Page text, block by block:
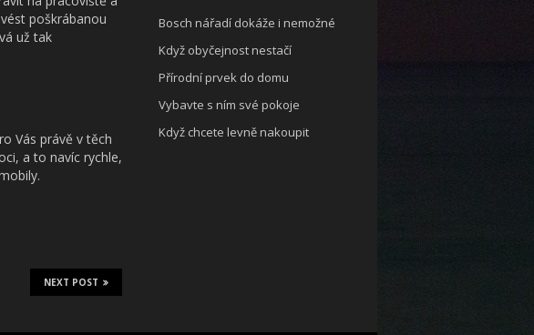
poškrábanou
už tak
Vás právě v těch
a to navíc rychle,
NEXT POST
Bosch nářadí dokáže i nemožné
Když obyčejnost nestačí
Přírodní prvek do domu
Vybavte s ním své pokoje
Když chcete levně nakoupit